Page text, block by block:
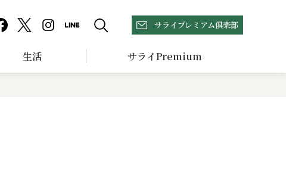
サライプレミアム倶楽部
生活 サライPremium